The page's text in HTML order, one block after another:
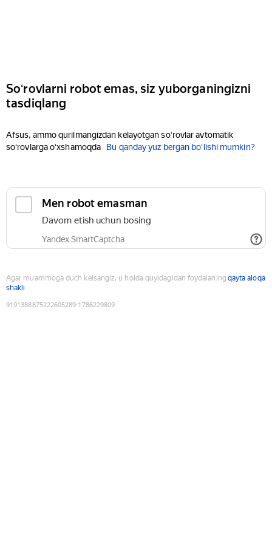
Soʻrovlarni robot emas, siz yuborganingizni
tasdiqlang
Afsus, ammo qurilmangizdan kelayotgan soʻrovlar avtomatik
soʻrovlarga oʻxshamoqda
Bu qanday yuz bergan boʻlishi mumkin?
Men robot emasman
Davom etish uchun bosing
Yandex SmartCaptcha
Agar muammoga duch kelsangiz, u holda quyidagidan foydalaning qayta aloqa
shakli
9191388875222605289:1786229809